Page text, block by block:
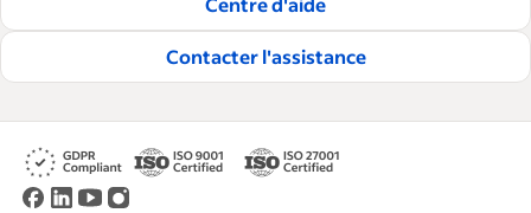
Contacter l'assistance